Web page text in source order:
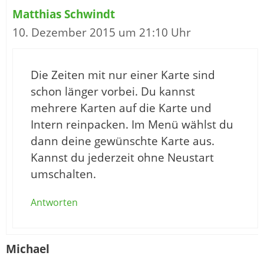
Matthias Schwindt
10. Dezember 2015 um 21:10 Uhr
Die Zeiten mit nur einer Karte sind
schon länger vorbei. Du kannst
mehrere Karten auf die Karte und
Intern reinpacken. Im Menü wählst du
dann deine gewünschte Karte aus.
Kannst du jederzeit ohne Neustart
umschalten.
Antworten
Michael